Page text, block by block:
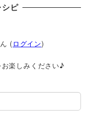
ピ
( ログイン)
楽しみください♪